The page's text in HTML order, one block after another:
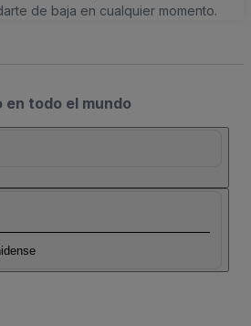
de baja en cualquier momento.
todo el mundo